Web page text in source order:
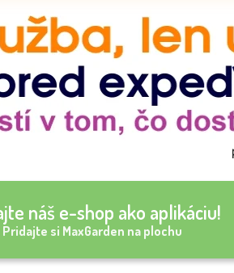
náš e-shop ako aplikáciu!
Pridajte si MaxGarden na plochu